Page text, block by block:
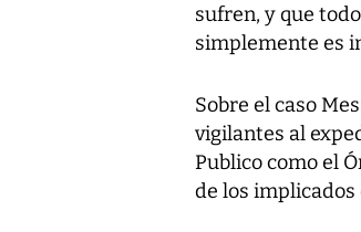
sufren, y que
simplemente es
Sobre el caso
vigilantes al
Publico como el
de los